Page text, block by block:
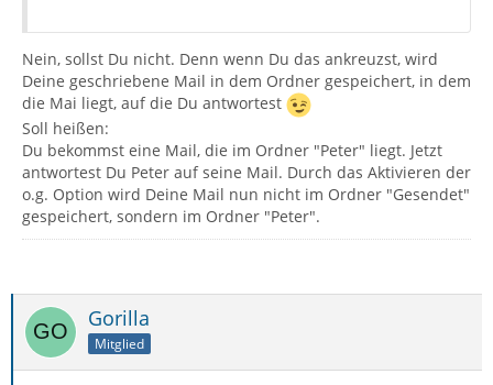
Nein, sollst Du nicht. Denn wenn Du das ankreuzst, wird
Deine geschriebene Mail in dem Ordner gespeichert, in dem
die Mai liegt, auf die Du antwortest
Soll heißen:
Du bekommst eine Mail, die im Ordner "Peter" liegt. Jetzt
antwortest Du Peter auf seine Mail. Durch das Aktivieren der
o.g. Option wird Deine Mail nun nicht im Ordner "Gesendet"
gespeichert, sondern im Ordner "Peter".
Gorilla
Mitglied